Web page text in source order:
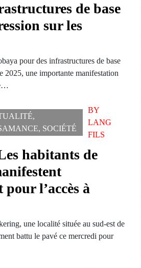
de base
sur les
pour des infrastructures de base
2025, une importante manifestation
,
, SOCIÉTÉ
BY
LANG
FILS
habitants de
pour l’accès à
une localité située au sud-est de
battu le pavé ce mercredi pour